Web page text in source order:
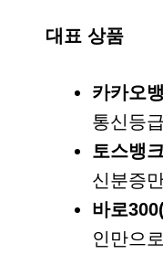
대표 상품
카카오
통신등
토스뱅
신분증
바로
인만으